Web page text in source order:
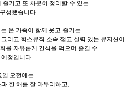
즐기고 또 차분히 정리할 수 있는
성했습니다.
온 가족이 함께 웃고 즐기는
리고 헉스뮤직 소속 젊고 실력 있는 뮤지션이
를 자유롭게 간식을 먹으며 즐길 수
정입니다.
일 오전에는
한 해를 잘 마무리하고,